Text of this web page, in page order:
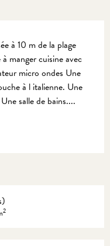
à 10 m de la plage
manger cuisine avec
micro ondes Une
à l italienne. Une
salle de bains....
2